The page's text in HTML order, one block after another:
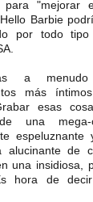
para "mejorar
Barbie
por todo
a
más
esas
una mega-
espeluznante
alucinante de
una insidiosa,
hora de